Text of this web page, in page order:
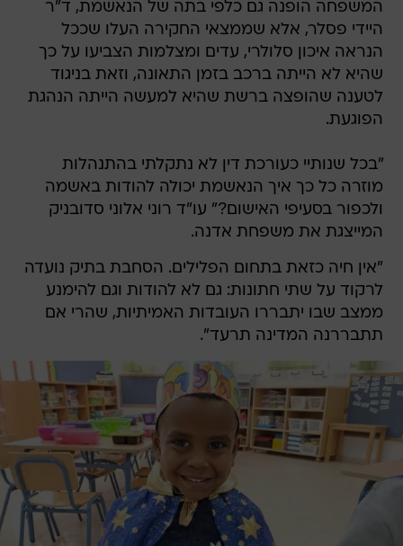
המשפחה הופנה גם כלפי בתה של הנאשמת, ד"ר
היידי פסלר, אלא שממצאי החקירה העלו שככל
הנראה איכון סלולרי, עדים ומצלמות הצביעו על כך
שהיא לא הייתה ברכב בזמן התאונה, וזאת בניגוד
לטענה שהופצה ברשת שהיא למעשה הייתה הנהגת
הפוגעת.
"בכל שנותיי כעורכת דין לא נתקלתי בהתנהלות
מוזרה כל כך איך הנאשמת יכולה להודות באשמה
ולכפור בסעיפי האישום?" עו"ד רוני אלוני סדובניק
המייצגת את משפחת אדנה.
"אין חיה כזאת בתחום הפלילים. הסחבת בתיק נועדה
לרקוד על שתי חתונות: גם לא להודות וגם להימנע
ממצב שבו יתבררו העובדות האמיתיות, שהרי אם
תתבררנה המדינה תרעד".